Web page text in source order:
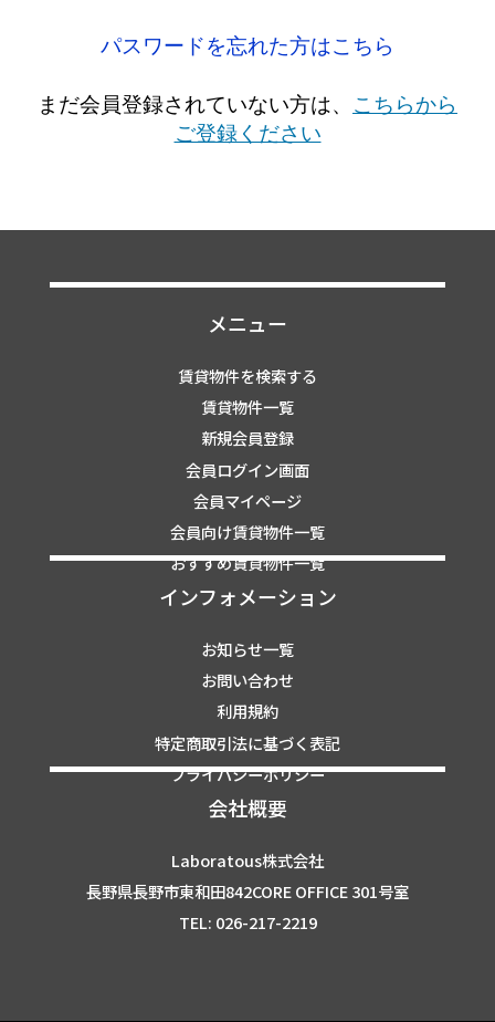
パスワードを忘れた方はこちら
まだ会員登録されていない方は、 こちらから
ご登録ください
メニュー
賃貸物件を検索する
賃貸物件一覧
新規会員登録
会員ログイン画面
会員マイページ
会員向け賃貸物件一覧
おすすめ賃貸物件一覧
インフォメーション
お知らせ一覧
お問い合わせ
利用規約
特定商取引法に基づく表記
プライバシーポリシー
会社概要
Laboratous株式会社
長野県長野市東和田842CORE OFFICE 301号室
TEL: 026-217-2219